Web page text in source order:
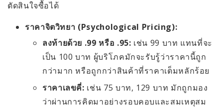
ตัดสินใจซื้อได้
ราคาจิตวิทยา (Psychological Pricing):
ลงท้ายด้วย .99 หรือ .95: เช่น 99 บาท แทนที่จะ
เป็น 100 บาท ผู้บริโภคมักจะรับรู้ว่าราคานี้ถูก
กว่ามาก หรือถูกกว่าสินค้าที่ราคาเต็มหลักร้อย
ราคาเลขคี่: เช่น 75 บาท, 129 บาท มักถูกมอง
ว่าผ่านการคิดมาอย่างรอบคอบและสมเหตุสม